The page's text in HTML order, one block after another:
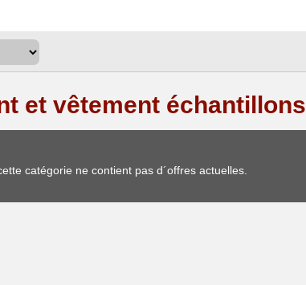
et vêtement échantillons
catégorie ne contient pas d´offres actuelles.